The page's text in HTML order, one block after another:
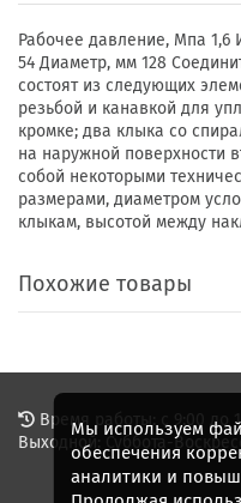
Рабочее давление, Мпа
54 Диаметр, мм 128
состоят из следующих
резьбой и канавкой для
кромке; два клыка со
на наружной поверхности
собой некоторыми
размерами, диаметром
клыкам, высотой между
Похожие товары
Время работы: с 9:00 до
Выходной: Суббота-
Мы используем
обеспечения
аналитики и